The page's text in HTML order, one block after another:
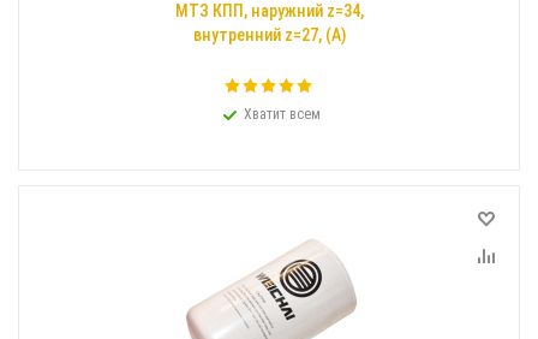
МТЗ КПП, наружний z=34,
внутренний z=27, (А)
Хватит всем